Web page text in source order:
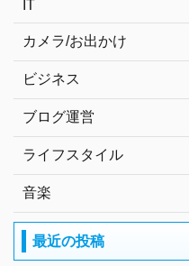
IT
カメラ/お出かけ
ビジネス
ブログ運営
ライフスタイル
音楽
最近の投稿